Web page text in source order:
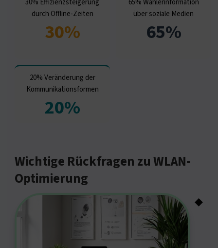
30% Effizienzsteigerung
durch Offline-Zeiten
30%
65% Wählerinformation
über soziale Medien
65%
20% Veränderung der
Kommunikationsformen
20%
Wichtige Rückfragen zu WLAN-
Optimierung
◆